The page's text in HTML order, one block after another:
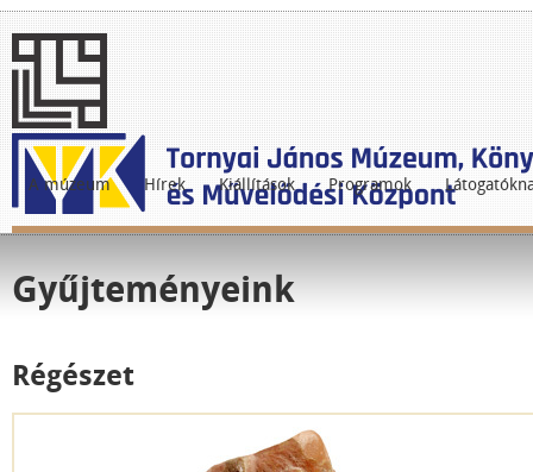
A múzeum Hírek Kiállítások Programok
Gyűjteményeink
Régészet